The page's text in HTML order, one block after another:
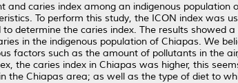
caries index among an indigenous population
To perform this study, the ICON index was
determine the caries index. The results showed
in the indigenous population of Chiapas. We
factors such as the amount of pollutants in the
the caries index in Chiapas was higher, this
the Chiapas area; as well as the type of diet to